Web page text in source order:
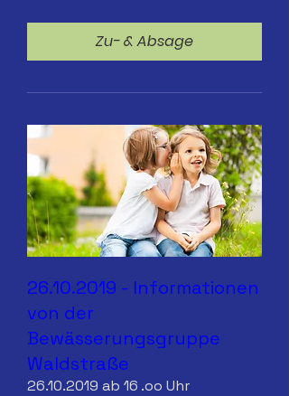
Zu- & Absage
26.10.2019 - Informationen
von der
Bewässerungsgruppe
Waldstraße
26.10.2019 ab 16 .oo Uhr